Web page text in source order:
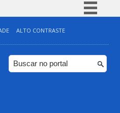
Simplifique!
Comunica BR
Participe
ALTO CONTRASTE